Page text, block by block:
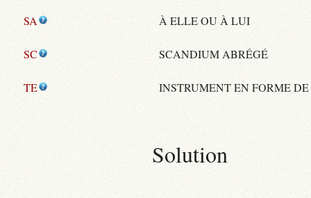
SA À ELLE OU À LUI
SC SCANDIUM ABRÉGÉ
TE INSTRUMENT EN FORME
Solution